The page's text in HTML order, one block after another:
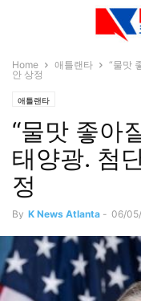
Home 애틀랜타
“물맛
안 상정
애틀랜타
“물맛 좋아
태양광. 첨
정
By K News Atlanta - 06/